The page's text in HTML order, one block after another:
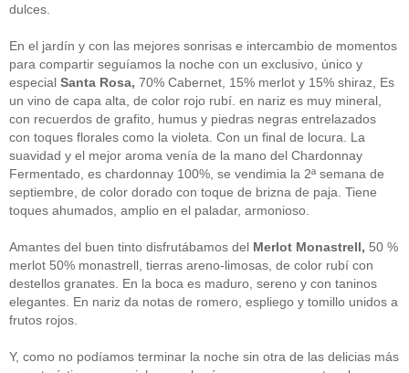
Murcia
quesos(3)
Restaurantes
rutas de tapas
(2)
Setas(1)
Sin categoría(348)
solidaridad(1)
tapas (2)
" ALT="RSS" /> SUSCRÍBETE
RSS - Entradas
ADMINISTRAR
Acceder
dulces.
En el jardín y con las mejores sonrisas e intercambio de momentos
para compartir seguíamos la noche con un exclusivo, único y
especial Santa Rosa, 70% Cabernet, 15% merlot y 15% shiraz, Es
un vino de capa alta, de color rojo rubí. en nariz es muy mineral,
con recuerdos de grafito, humus y piedras negras entrelazados
con toques florales como la violeta. Con un final de locura. La
suavidad y el mejor aroma venía de la mano del Chardonnay
Fermentado, es chardonnay 100%, se vendimia la 2ª semana de
septiembre, de color dorado con toque de brizna de paja. Tiene
toques ahumados, amplio en el paladar, armonioso.
Amantes del buen tinto disfrutábamos del Merlot Monastrell, 50 %
merlot 50% monastrell, tierras areno-limosas, de color rubí con
destellos granates. En la boca es maduro, sereno y con taninos
elegantes. En nariz da notas de romero, espliego y tomillo unidos a
frutos rojos.
Y, como no podíamos terminar la noche sin otra de las delicias más